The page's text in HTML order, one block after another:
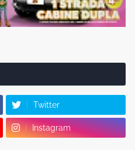
Twitter
Instagram